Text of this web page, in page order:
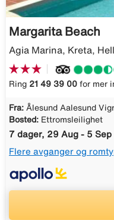
Margarita Beach
Agia Marina, Kreta,
Ring 21 49 39 00 for mer
Fra: Ålesund Aalesund
Bosted: Ettromsleilighet
7 dager, 29 Aug - 5 Sep
Flere avganger og